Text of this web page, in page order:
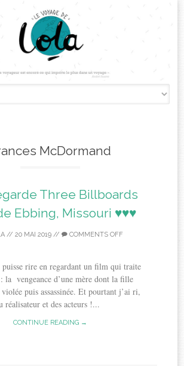
to
McDormand
Three Billboards
Ebbing, Missouri ♥♥♥
// 20 MAI 2019 // COMMENTS OFF
puisse rire en regardant un film qui traite
la vengeance d’une mère dont la fille
violée puis assassinée. Et pourtant j’ai ri,
réalisateur et des acteurs !...
CONTINUE READING →